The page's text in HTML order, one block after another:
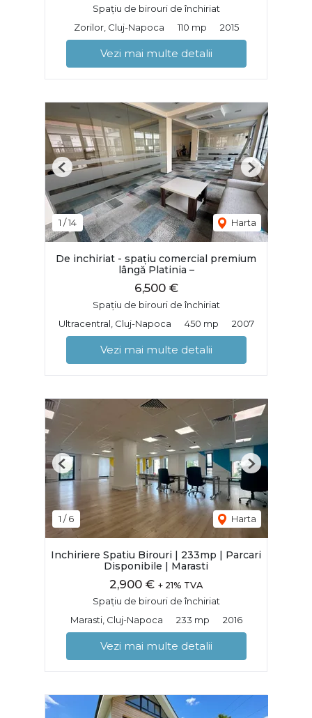
Spațiu de birouri de închiriat
Zorilor, Cluj-Napoca
110 mp 2015
Vezi mai multe detalii
1 /14 Harta
Previous Next
De inchiriat - spațiu comercial premium
lângă Platinia –
6,500 €
Spațiu de birouri de închiriat
Ultracentral, Cluj-Napoca
450 mp 2007
Vezi mai multe detalii
1 /6 Harta
Previous Next
Inchiriere Spatiu Birouri | 233mp | Parcari
Disponibile | Marasti
2,900 € + 21% TVA
Spațiu de birouri de închiriat
Marasti, Cluj-Napoca
233 mp 2016
Vezi mai multe detalii